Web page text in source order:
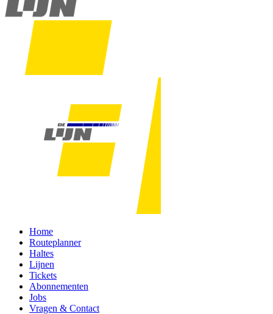
Home
Routeplanner
Haltes
Lijnen
Tickets
Abonnementen
Jobs
Vragen & Contact